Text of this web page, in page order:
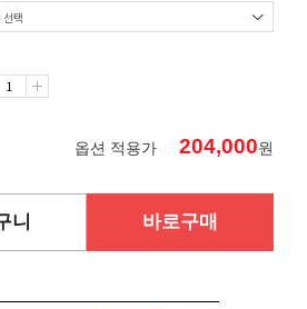
옵션 적용가 204,000원
니 바로구매